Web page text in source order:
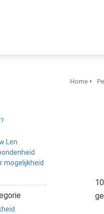
Len
mogelijkheid
Home